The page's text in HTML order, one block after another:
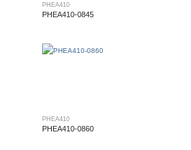
PHEA410
PHEA410-0845
PHEA410
PHEA410-0860